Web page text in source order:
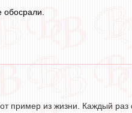
пример из жизни. Каждый